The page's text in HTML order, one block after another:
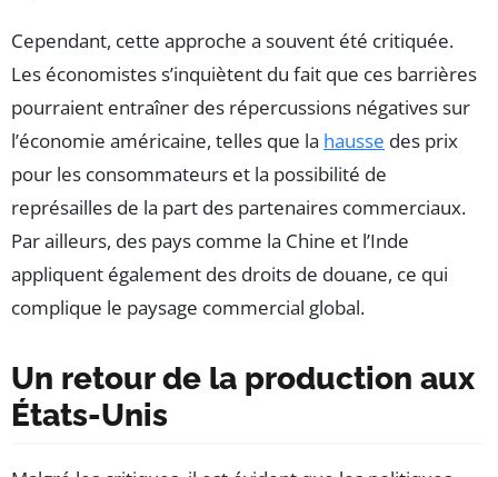
Cependant, cette approche a souvent été critiquée.
Les économistes s’inquiètent du fait que ces barrières
pourraient entraîner des répercussions négatives sur
l’économie américaine, telles que la hausse des prix
pour les consommateurs et la possibilité de
représailles de la part des partenaires commerciaux.
Par ailleurs, des pays comme la Chine et l’Inde
appliquent également des droits de douane, ce qui
complique le paysage commercial global.
Un retour de la production aux
États-Unis